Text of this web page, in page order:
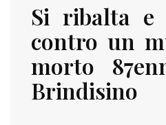
Si ribalta e
contro un
morto
Brindisino